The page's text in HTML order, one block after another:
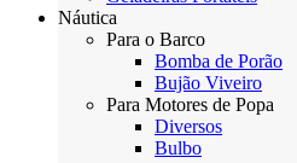
Náutica
Para o Barco
Bomba de Porão
Bujão Viveiro
Para Motores de Popa
Diversos
Bulbo